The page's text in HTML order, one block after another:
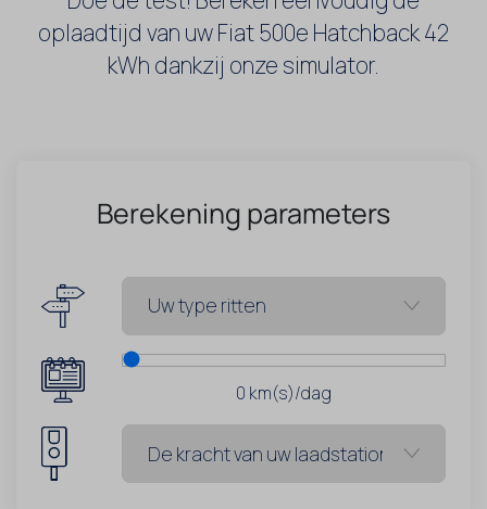
oplaadtijd van uw Fiat 500e Hatchback 42
kWh dankzij onze simulator.
Berekening parameters
0 km(s)/dag